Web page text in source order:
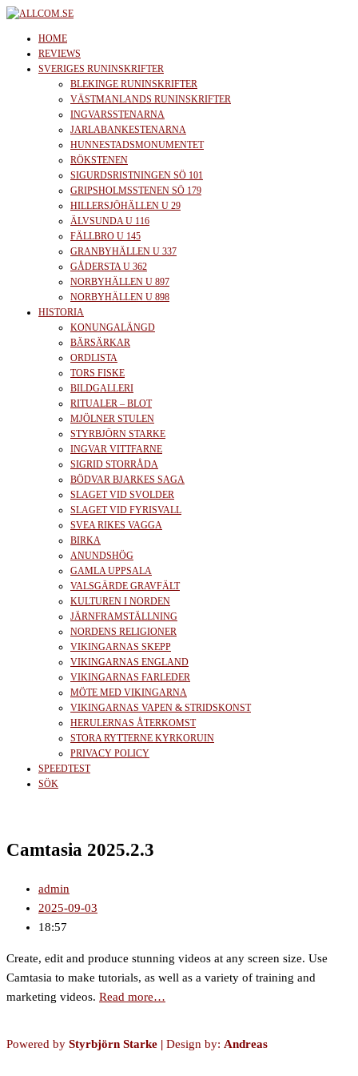
Skip
content
allcom.se
News | Reviews | History
HOME
REVIEWS
SVERIGES RUNINSKRIFTER
BLEKINGE RUNINSKRIFTER
VÄSTMANLANDS RUNINSKRIFTER
INGVARSSTENARNA
JARLABANKESTENARNA
HUNNESTADSMONUMENTET
RÖKSTENEN
SIGURDSRISTNINGEN SÖ 101
GRIPSHOLMSSTENEN SÖ 179
HILLERSJÖHÄLLEN U 29
ÄLVSUNDA U 116
FÄLLBRO U 145
GRANBYHÄLLEN U 337
GÅDERSTA U 362
NORBYHÄLLEN U 897
NORBYHÄLLEN U 898
HISTORIA
KONUNGALÄNGD
BÄRSÄRKAR
ORDLISTA
TORS FISKE
BILDGALLERI
RITUALER – BLOT
MJÖLNER STULEN
STYRBJÖRN STARKE
INGVAR VITTFARNE
SIGRID STORRÅDA
BÖDVAR BJARKES SAGA
SLAGET VID SVOLDER
SLAGET VID FYRISVALL
SVEA RIKES VAGGA
BIRKA
ANUNDSHÖG
GAMLA UPPSALA
VALSGÄRDE GRAVFÄLT
KULTUREN I NORDEN
JÄRNFRAMSTÄLLNING
NORDENS RELIGIONER
VIKINGARNAS SKEPP
VIKINGARNAS ENGLAND
VIKINGARNAS FARLEDER
MÖTE MED VIKINGARNA
VIKINGARNAS VAPEN & STRIDSKONST
HERULERNAS ÅTERKOMST
STORA RYTTERNE KYRKORUIN
PRIVACY POLICY
SPEEDTEST
SÖK
Camtasia 2025.2.3
admin
2025-09-03
18:57
Create, edit and produce stunning videos at any screen size. Use
Camtasia to make tutorials, as well as a variety of training and
marketing videos. Read more…
Powered by Styrbjörn Starke | Design by: Andreas